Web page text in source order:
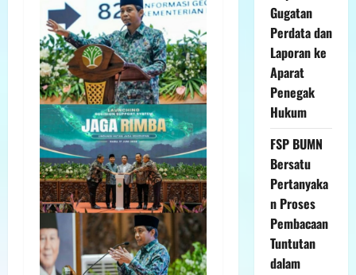
Gugatan
Perdata dan
Laporan ke
Aparat
Penegak
Hukum
FSP BUMN
Bersatu
Pertanyaka
n Proses
Pembacaan
Tuntutan
dalam